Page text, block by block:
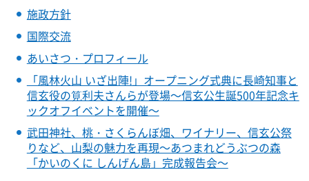
施政方針
国際交流
あいさつ・プロフィール
「風林火山 いざ出陣!」オープニング式典に長崎知事と
信玄役の筧利夫さんらが登場～信玄公生誕500年記念キ
ックオフイベントを開催～
武田神社、桃・さくらんぼ畑、ワイナリー、信玄公祭
りなど、山梨の魅力を再現～あつまれどうぶつの森
「かいのくに しんげん島」完成報告会～